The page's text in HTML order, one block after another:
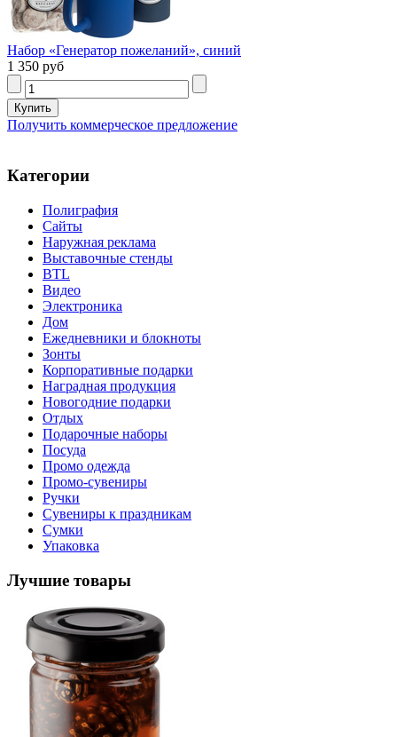
Набор «Генератор пожеланий», синий
1 350 руб
Получить коммерческое предложение
Категории
Полиграфия
Сайты
Наружная реклама
Выставочные стенды
BTL
Видео
Электроника
Дом
Ежедневники и блокноты
Зонты
Корпоративные подарки
Наградная продукция
Новогодние подарки
Отдых
Подарочные наборы
Посуда
Промо одежда
Промо-сувениры
Ручки
Сувениры к праздникам
Сумки
Упаковка
Лучшие товары